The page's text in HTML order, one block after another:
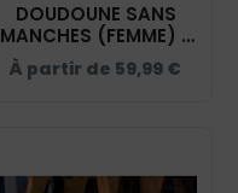
DOUDOUNE SANS
MANCHES (FEMME) -
AB.EQUITATION -
NAVY - K6114
À partir de 59,99 €